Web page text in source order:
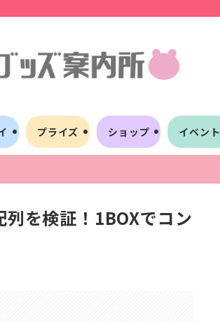
プライズ ショップ イベント
列を検証！1BOXでコン